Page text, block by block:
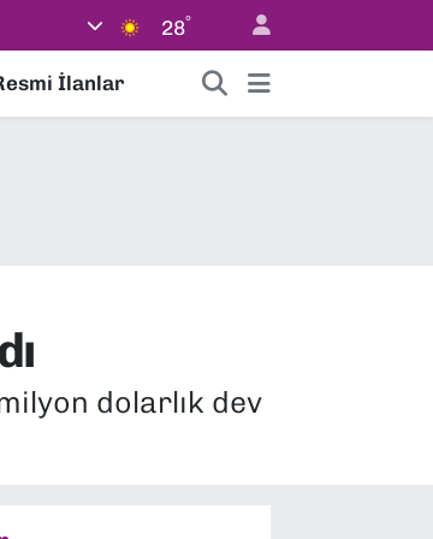
28°
İlanlar
dolarlık dev